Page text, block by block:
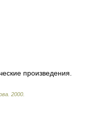
произведения.
2000